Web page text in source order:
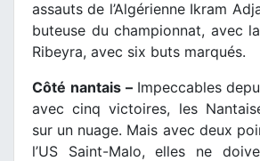
assauts de l’Algérienne Ikram
buteuse du championnat, avec
Ribeyra, avec six buts marqués.
Côté nantais – Impeccables
avec cinq victoires, les
sur un nuage. Mais avec deux
l’US Saint-Malo, elles ne